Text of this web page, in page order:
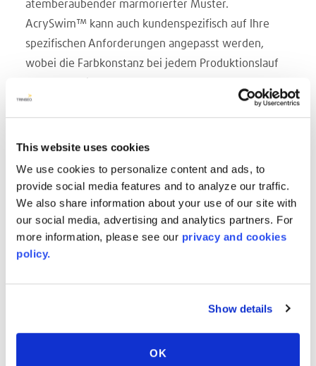
This website uses cookies
We use cookies to personalize content and ads, to
provide social media features and to analyze our traffic.
We also share information about your use of our site with
our social media, advertising and analytics partners. For
more information, please see our privacy and cookies
policy.
Show details
OK
atemberaubender marmorierter Muster.
AcrySwim™ kann auch kundenspezifisch auf Ihre
spezifischen Anforderungen angepasst werden,
wobei die Farbkonstanz bei jedem Produktionslauf
Die erstklassigen Eigenschaften von AcrySwim™
Oberfläche, die dauerhaft ihre Ästhetik behält. Die
Bedarf im Fertigungsprozess sogar ein zweites Mal
erhitzt und geformt werden.
Eigenheimbesitzer schätzen die Flecken- und
Schimmelbeständigkeit sowie die einfache
Reinigung. Ein einfaches Abwischen mit einem
monolithischen AcrySwim™-Acrylplatten sind im